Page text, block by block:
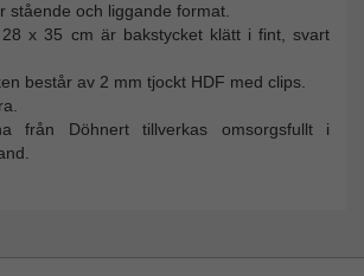
stående och liggande format.
x 35 cm är bakstycket klätt i fint, svart
består av 2 mm tjockt HDF med clips.
från Döhnert tillverkas omsorgsfullt i